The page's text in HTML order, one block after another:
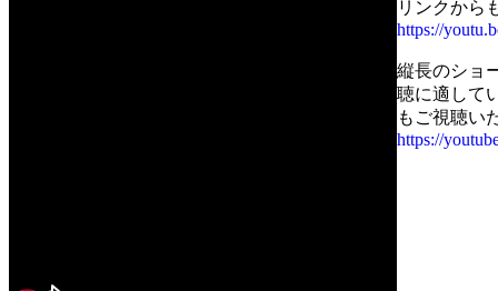
リンクから
https://
縦長のショ
聴に適して
もご視聴い
https://